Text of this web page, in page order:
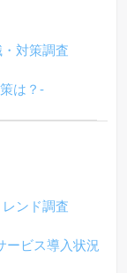
対策調査
は？-
ンド調査
ービス導入状況